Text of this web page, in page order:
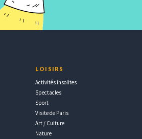
LOISIRS
Activités insolites
Spectacles
Sport
Visite de Paris
Art / Culture
Nature